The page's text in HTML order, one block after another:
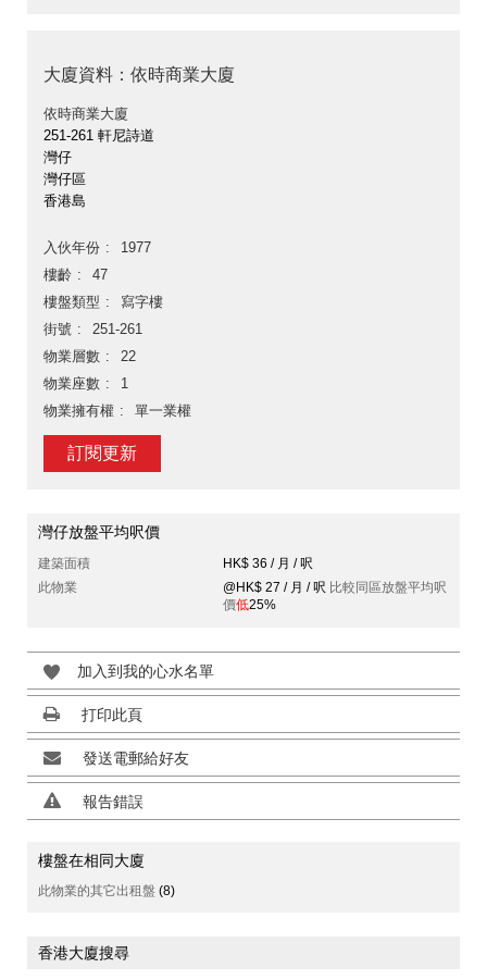
大廈資料：依時商業大廈
依時商業大廈
251-261 軒尼詩道
灣仔
灣仔區
香港島
入伙年份
1977
樓齡
47
樓盤類型
寫字樓
街號
251-261
物業層數
22
物業座數
1
物業擁有權
單一業權
訂閱更新
灣仔放盤平均呎價
建築面積
HK$ 36 / 月 / 呎
此物業
@HK$ 27 / 月 / 呎 比較同區放盤平均呎
價低25%
加入到我的心水名單
打印此頁
發送電郵給好友
報告錯誤
樓盤在相同大廈
此物業的其它出租盤 (8)
香港大廈搜尋